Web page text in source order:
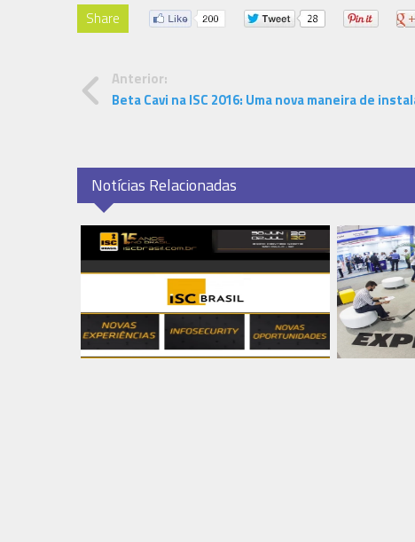
Share
Anterior:
Beta Cavi na ISC 2016: Uma nova maneira de
Notícias Relacionadas